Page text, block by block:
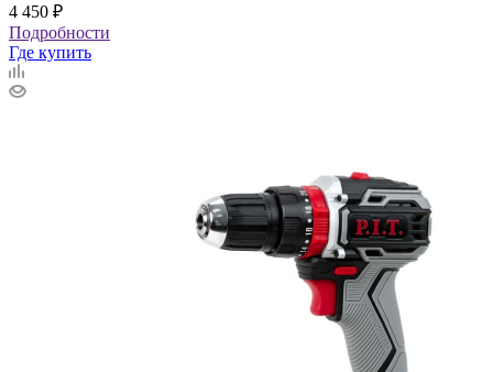
4 450 ₽
Подробности
Где купить